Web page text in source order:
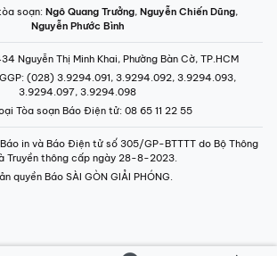
soạn: Ngô Quang Trưởng, Nguyễn Chiến Dũng,
Nguyễn Phước Bình
Nguyễn Thị Minh Khai, Phường Bàn Cờ, TP.HCM
: (028) 3.9294.091, 3.9294.092, 3.9294.093,
3.9294.097, 3.9294.098
Tòa soạn Báo Điện tử: 08 65 11 22 55
in và Báo Điện tử số 305/GP-BTTTT do Bộ Thông
Truyền thông cấp ngày 28-8-2023.
quyền Báo SÀI GÒN GIẢI PHÓNG.